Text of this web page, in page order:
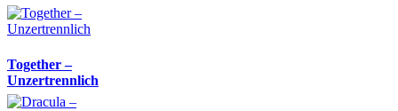
Together –
Unzertrennlich